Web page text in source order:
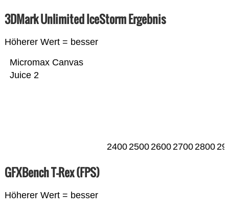
3DMark Unlimited IceStorm Ergebnis
Höherer Wert = besser
Micromax Canvas
Juice 2
24002500260027002800
GFXBench T-Rex (FPS)
Höherer Wert = besser